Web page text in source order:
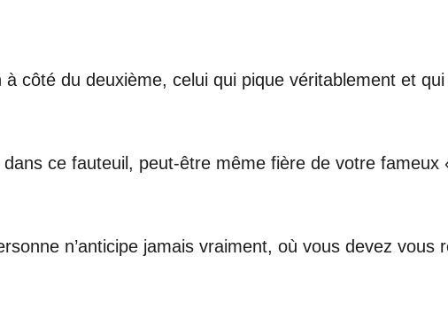
côté du deuxième, celui qui pique véritablement et
ce fauteuil, peut-être même fière de votre
n’anticipe jamais vraiment, où vous devez